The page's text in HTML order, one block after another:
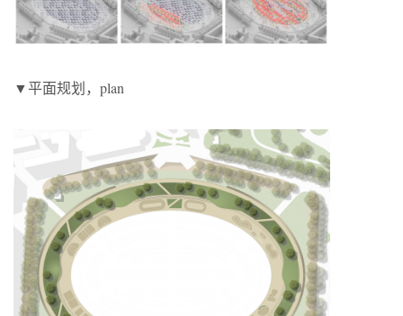
▼平面规划，plan